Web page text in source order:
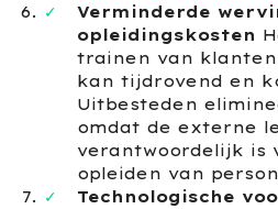
Verminderde
opleidingskosten
trainen van
kan tijdrovend en
Uitbesteden
omdat de externe
verantwoordelijk is
opleiden van
Technologische